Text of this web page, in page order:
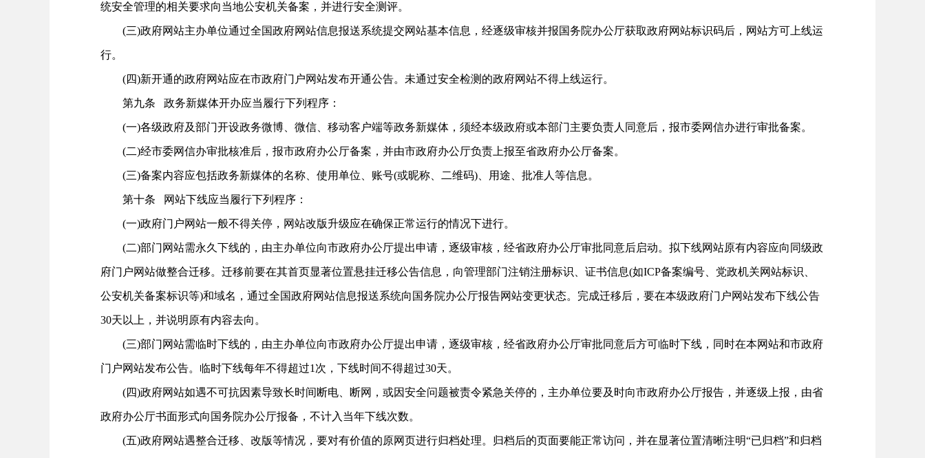
统安全管理的相关要求向当地公安机关备案，并进行安全测评。
(三)政府网站主办单位通过全国政府网站信息报送系统提交网站基本信息，经逐级审核并报国务院办公厅获取政府网站标识码后，网站方可上线运
行。
(四)新开通的政府网站应在市政府门户网站发布开通公告。未通过安全检测的政府网站不得上线运行。
第九条 政务新媒体开办应当履行下列程序：
(一)各级政府及部门开设政务微博、微信、移动客户端等政务新媒体，须经本级政府或本部门主要负责人同意后，报市委网信办进行审批备案。
(二)经市委网信办审批核准后，报市政府办公厅备案，并由市政府办公厅负责上报至省政府办公厅备案。
(三)备案内容应包括政务新媒体的名称、使用单位、账号(或昵称、二维码)、用途、批准人等信息。
第十条 网站下线应当履行下列程序：
(一)政府门户网站一般不得关停，网站改版升级应在确保正常运行的情况下进行。
(二)部门网站需永久下线的，由主办单位向市政府办公厅提出申请，逐级审核，经省政府办公厅审批同意后启动。拟下线网站原有内容应向同级政
府门户网站做整合迁移。迁移前要在其首页显著位置悬挂迁移公告信息，向管理部门注销注册标识、证书信息(如ICP备案编号、党政机关网站标识、
公安机关备案标识等)和域名，通过全国政府网站信息报送系统向国务院办公厅报告网站变更状态。完成迁移后，要在本级政府门户网站发布下线公告
30天以上，并说明原有内容去向。
(三)部门网站需临时下线的，由主办单位向市政府办公厅提出申请，逐级审核，经省政府办公厅审批同意后方可临时下线，同时在本网站和市政府
门户网站发布公告。临时下线每年不得超过1次，下线时间不得超过30天。
(四)政府网站如遇不可抗因素导致长时间断电、断网，或因安全问题被责令紧急关停的，主办单位要及时向市政府办公厅报告，并逐级上报，由省
政府办公厅书面形式向国务院办公厅报备，不计入当年下线次数。
(五)政府网站遇整合迁移、改版等情况，要对有价值的原网页进行归档处理。归档后的页面要能正常访问，并在显著位置清晰注明“已归档”和归档